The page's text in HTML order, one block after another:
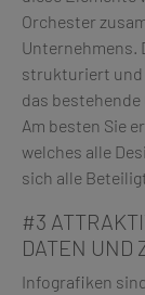
Orchester
Unternehmens.
strukturiert und
das
Am besten Sie
welches alle
sich alle
#3
DATEN UND
Infografiken